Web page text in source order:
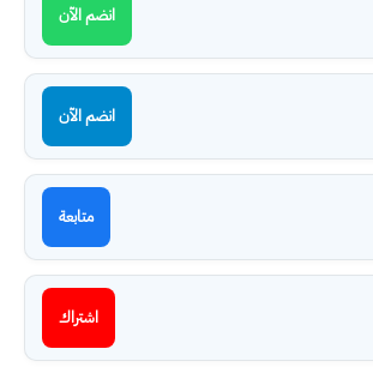
انضم الآن
انضم الآن
متابعة
اشتراك